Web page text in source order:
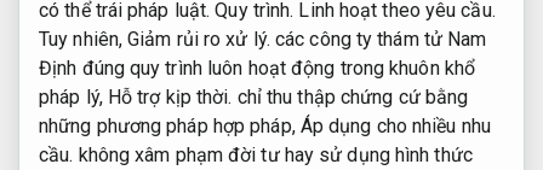
có thể trái pháp luật.Quy trình. Linh hoạt theo yêu cầu.
Tuy nhiên,Giảm rủi ro xử lý. các công ty thám tử Nam
Định đúng quy trình luôn hoạt động trong khuôn khổ
pháp lý, Hỗ trợ kịp thời. chỉ thu thập chứng cứ bằng
những phương pháp hợp pháp, Áp dụng cho nhiều nhu
cầu. không xâm phạm đời tư hay sử dụng hình thức